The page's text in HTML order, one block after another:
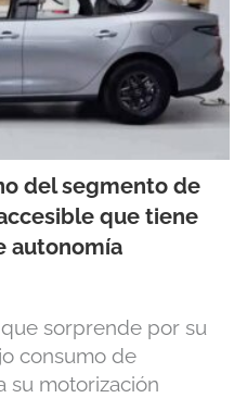
del segmento de
que tiene
autonomía
sorprende por su
consumo de
su motorización